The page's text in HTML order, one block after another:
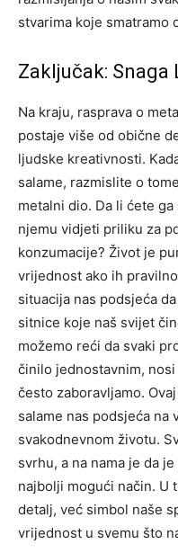
stvarima koje smatramo
Zaključak:
Na kraju, rasprava o
postaje više od obične
ljudske kreativnosti.
salame, razmislite o
metalni dio. Da li ćete
njemu vidjeti priliku za
konzumacije? Život je
vrijednost ako ih
situacija nas podsjeća
sitnice koje naš svijet
možemo reći da svaki
činilo jednostavnim,
često zaboravljamo.
salame nas podsjeća na
svakodnevnom životu.
svrhu, a na nama je da
najbolji mogući način. U
detalj, već simbol naše
vrijednost u svemu što